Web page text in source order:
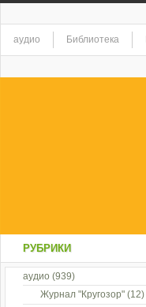
аудио Библиотека
РУБРИКИ
аудио (939)
Журнал "Кругозор" (12)